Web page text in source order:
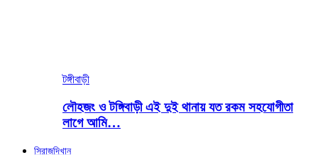
টঙ্গীবাড়ী
লৌহজং ও টঙ্গিবাড়ী এই দুই থানায় যত রকম সহযোগীতা
লাগে আমি…
সিরাজদিখান